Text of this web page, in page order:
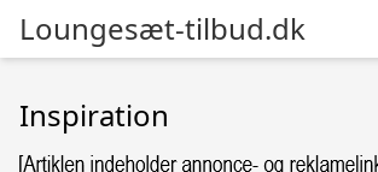
Loungesæt-tilbud.dk
Inspiration